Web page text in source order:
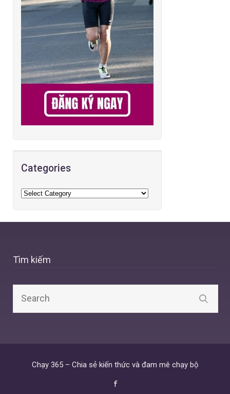
Categories
Tìm kiếm
Chạy 365 – Chia sẻ kiến thức và đam mê chạy bộ